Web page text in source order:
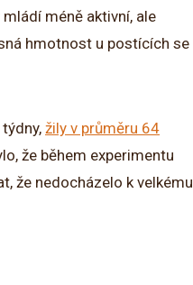
méně aktivní, ale
hmotnost u postících se
žily v průměru 64
že během experimentu
že nedocházelo k velkému